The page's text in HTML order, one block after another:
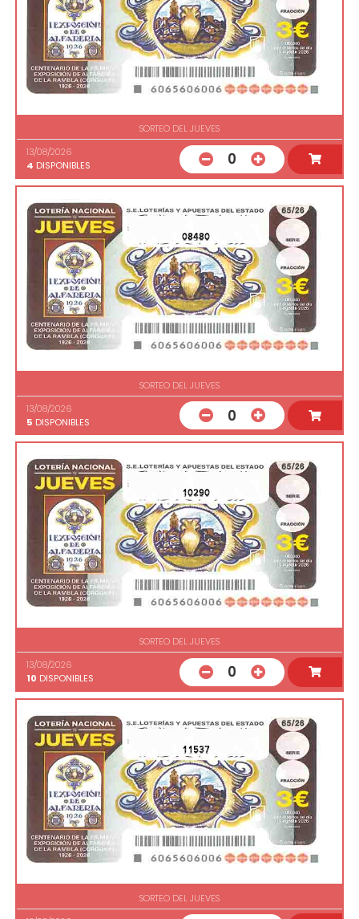
SORTEO DEL JUEVES
13/08/2026
4 DISPONIBLES 0
08480
SORTEO DEL JUEVES
13/08/2026
5 DISPONIBLES 0
10290
SORTEO DEL JUEVES
13/08/2026
10 DISPONIBLES 0
11537
SORTEO DEL JUEVES